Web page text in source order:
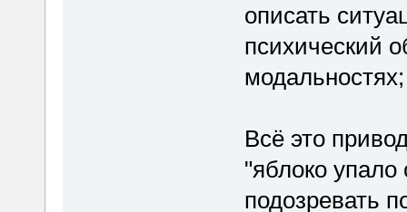
описать
психический
Всё это
"яблоко
подозревать